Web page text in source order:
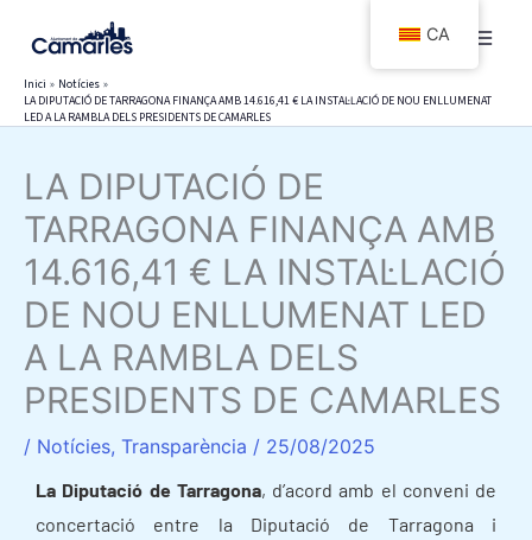
contingut
Inici
Notícies
LA DIPUTACIÓ DE TARRAGONA FINANÇA AMB 14.616,41 € LA INSTAL·LACIÓ DE NOU ENLLUMENAT
LED A LA RAMBLA DELS PRESIDENTS DE CAMARLES
LA DIPUTACIÓ DE
TARRAGONA FINANÇA AMB
14.616,41 € LA INSTAL·LACIÓ
DE NOU ENLLUMENAT LED
A LA RAMBLA DELS
PRESIDENTS DE CAMARLES
/ Notícies, Transparència / 25/08/2025
La Diputació de Tarragona, d’acord amb el conveni de
concertació entre la Diputació de Tarragona i
CA